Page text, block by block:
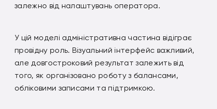
залежно від налаштувань оператора.
У цій моделі адміністративна частина відіграє
провідну роль. Візуальний інтерфейс важливий,
але довгостроковий результат залежить від
того, як організовано роботу з балансами,
обліковими записами та підтримкою.